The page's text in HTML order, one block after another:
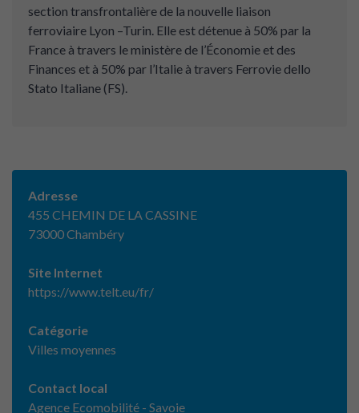
section transfrontalière de la nouvelle liaison
ferroviaire Lyon –Turin. Elle est détenue à 50% par la
France à travers le ministère de l’Économie et des
Finances et à 50% par l’Italie à travers Ferrovie dello
Stato Italiane (FS).
Adresse
455 CHEMIN DE LA CASSINE
73000 Chambéry
Site Internet
https://www.telt.eu/fr/
Catégorie
Villes moyennes
Contact local
Agence Ecomobilité - Savoie